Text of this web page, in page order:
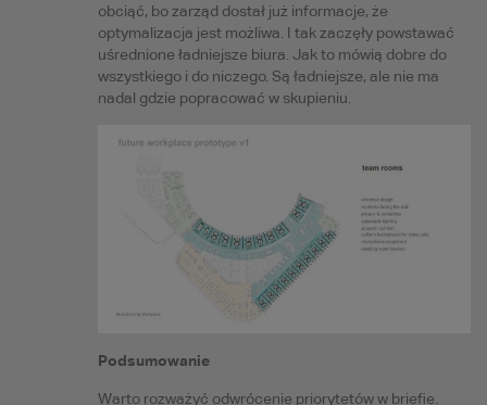
obciąć, bo zarząd dostał już informacje, że
optymalizacja jest możliwa. I tak zaczęły powstawać
uśrednione ładniejsze biura. Jak to mówią dobre do
wszystkiego i do niczego. Są ładniejsze, ale nie ma
nadal gdzie popracować w skupieniu.
Podsumowanie
Warto rozważyć odwrócenie priorytetów w briefie.